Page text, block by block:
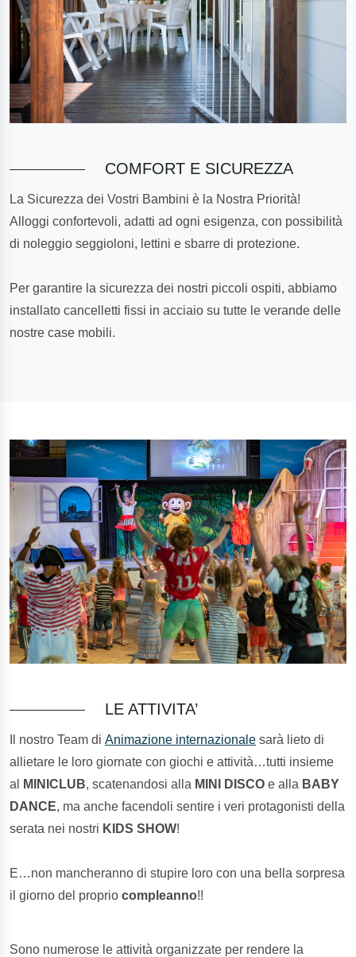
COMFORT E SICUREZZA
La Sicurezza dei Vostri Bambini è la Nostra Priorità!
Alloggi confortevoli, adatti ad ogni esigenza, con possibilità
di noleggio seggioloni, lettini e sbarre di protezione.
Per garantire la sicurezza dei nostri piccoli ospiti, abbiamo
installato cancelletti fissi in acciaio su tutte le verande delle
nostre case mobili.
LE ATTIVITA’
Il nostro Team di Animazione internazionale sarà lieto di
allietare le loro giornate con giochi e attività…tutti insieme
al
MINICLUB, scatenandosi alla MINI DISCO e alla BABY
DANCE, ma anche facendoli sentire i veri protagonisti della
serata nei nostri KIDS SHOW!
E…non mancheranno di stupire loro con una bella sorpresa
il giorno del proprio compleanno!!
Sono numerose le attività organizzate per rendere la